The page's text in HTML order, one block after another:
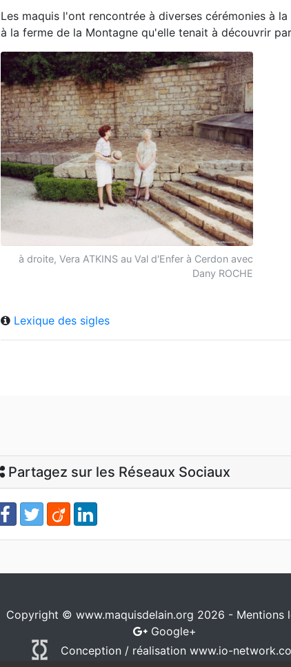
Les maquis l'ont rencontrée à diverses cérémonies à
à la ferme de la Montagne qu'elle tenait à découvrir
à droite, Vera ATKINS au Val d'Enfer à Cerdon avec
Dany ROCHE
Lexique des sigles
Partagez sur les Réseaux Sociaux
Copyright © www.maquisdelain.org 2026 - Mentions
Google+
Conception / réalisationwww.io-